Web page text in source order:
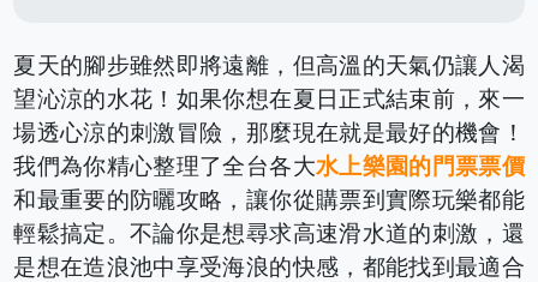
夏天的腳步雖然即將遠離，但高溫的天氣仍讓人渴
望沁涼的水花！如果你想在夏日正式結束前，來一
場透心涼的刺激冒險，那麼現在就是最好的機會！
我們為你精心整理了全台各大水上樂園的門票票價
和最重要的防曬攻略，讓你從購票到實際玩樂都能
輕鬆搞定。不論你是想尋求高速滑水道的刺激，還
是想在造浪池中享受海浪的快感，都能找到最適合